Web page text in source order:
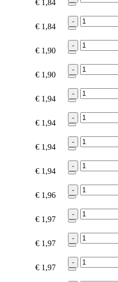
€ 1,84
€ 1,84
-
€ 1,90
-
€ 1,90
-
€ 1,94
-
€ 1,94
-
€ 1,94
-
€ 1,94
-
€ 1,96
-
€ 1,97
-
€ 1,97
-
€ 1,97
-